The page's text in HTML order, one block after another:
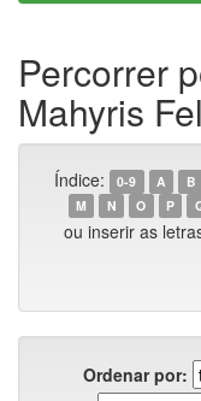
Percorrer
Mahyris
Índice: 0-9 A B
M
N O P
ou inserir as
Ordenar por: